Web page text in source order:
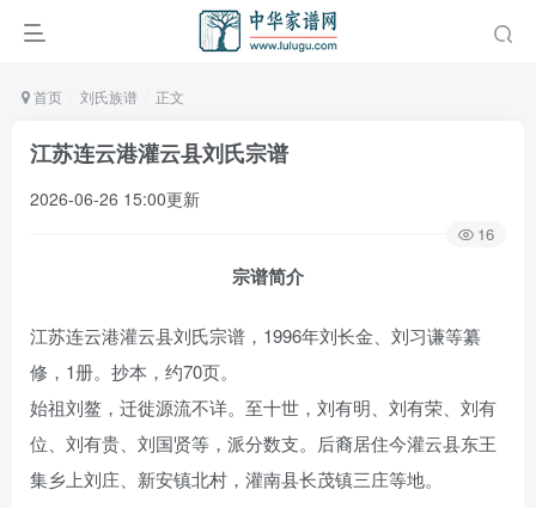
首页 刘氏族谱 正文
江苏连云港灌云县刘氏宗谱
2026-06-26 15:00更新
16
宗谱简介
江苏连云港灌云县刘氏宗谱，1996年刘长金、刘习谦等纂
修，1册。抄本，约70页。
始祖刘鳌，迁徙源流不详。至十世，刘有明、刘有荣、刘有
位、刘有贵、刘国贤等，派分数支。后裔居住今灌云县东王
集乡上刘庄、新安镇北村，灌南县长茂镇三庄等地。